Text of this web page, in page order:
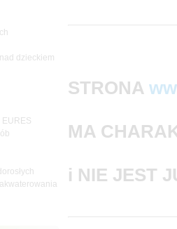
dzieckiem
EURES
STRONA
MA
i NIE JEST